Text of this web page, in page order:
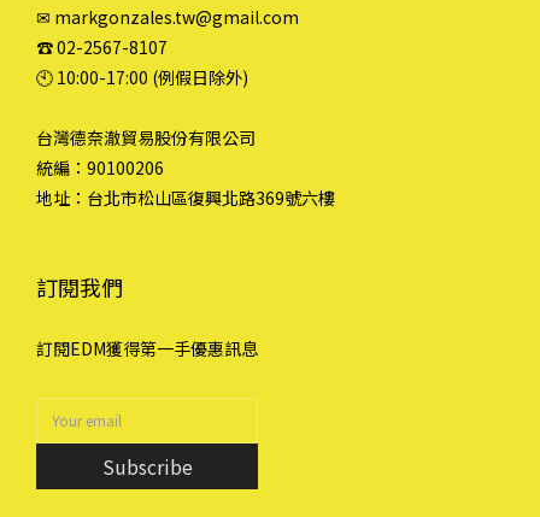
✉ markgonzales.tw@gmail.com
☎︎ 02-2567-8107
🕙︎ 10:00-17:00 (例假日除外)
台灣德奈澈貿易股份有限公司
統編：90100206
地址：台北市松山區復興北路369號六樓
訂閱我們
訂閱EDM獲得第一手優惠訊息
Subscribe